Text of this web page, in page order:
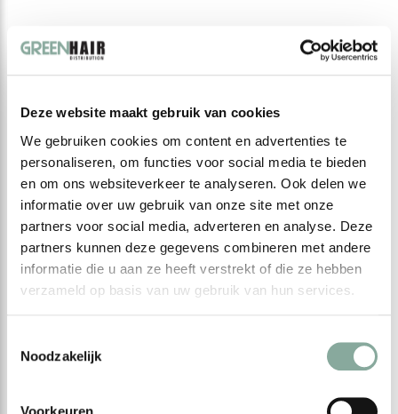
Deze website maakt gebruik van cookies
We gebruiken cookies om content en advertenties te
personaliseren, om functies voor social media te bieden
en om ons websiteverkeer te analyseren. Ook delen we
informatie over uw gebruik van onze site met onze
partners voor social media, adverteren en analyse. Deze
partners kunnen deze gegevens combineren met andere
informatie die u aan ze heeft verstrekt of die ze hebben
verzameld op basis van uw gebruik van hun services.
Noodzakelijk